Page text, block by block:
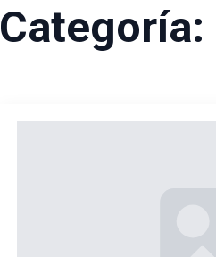
Categoría: